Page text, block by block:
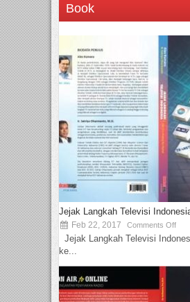
Book
Jejak Langkah Televisi
Feb 22, 2017 Comments Off
Jejak Langkah Televisi
ke...